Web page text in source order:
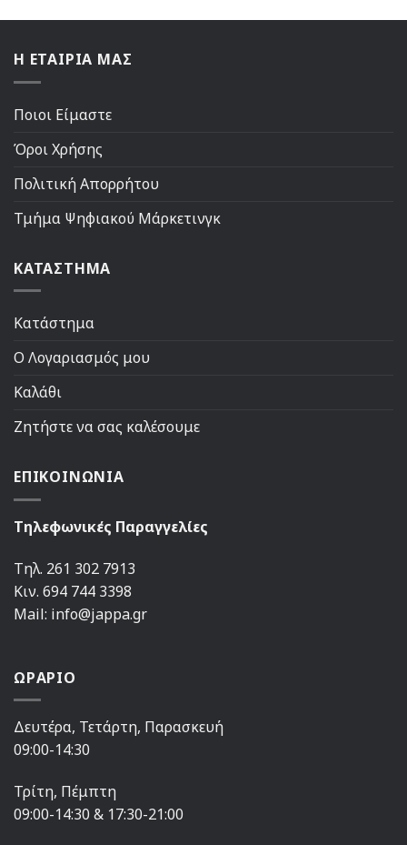
27,00€.
Η ΕΤΑΙΡΙΑ ΜΑΣ
Ποιοι Είμαστε
Όροι Χρήσης
Πολιτική Απορρήτου
Τμήμα Ψηφιακού Μάρκετινγκ
ΚΑΤΑΣΤΗΜΑ
Κατάστημα
Ο Λογαριασμός μου
Καλάθι
Ζητήστε να σας καλέσουμε
ΕΠΙΚΟΙΝΩΝΙΑ
Τηλεφωνικές Παραγγελίες
Τηλ. 261 302 7913
Κιν. 694 744 3398
Mail: info@jappa.gr
ΩΡΑΡΙΟ
Δευτέρα, Τετάρτη, Παρασκευή
09:00-14:30
Τρίτη, Πέμπτη
09:00-14:30 & 17:30-21:00